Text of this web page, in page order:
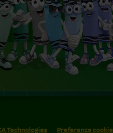
Technologies Preferenze cookie